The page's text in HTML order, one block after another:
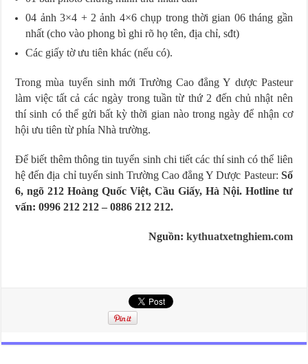
04 ảnh 3×4 + 2 ảnh 4×6 chụp trong thời gian 06 tháng gần
nhất (cho vào phong bì ghi rõ họ tên, địa chỉ, sđt)
Các giấy tờ ưu tiên khác (nếu có).
Trong mùa tuyển sinh mới Trường Cao đẳng Y dược Pasteur
làm việc tất cả các ngày trong tuần từ thứ 2 đến chủ nhật nên
thí sinh có thể gửi bất kỳ thời gian nào trong ngày để nhận cơ
hội ưu tiên từ phía Nhà trường.
Để biết thêm thông tin tuyển sinh chi tiết các thí sinh có thể liên
hệ đến địa chỉ tuyển sinh Trường Cao đẳng Y Dược Pasteur: Số
6, ngõ 212 Hoàng Quốc Việt, Cầu Giấy, Hà Nội. Hotline tư
vấn: 0996 212 212 – 0886 212 212.
Nguồn: kythuatxetnghiem.com